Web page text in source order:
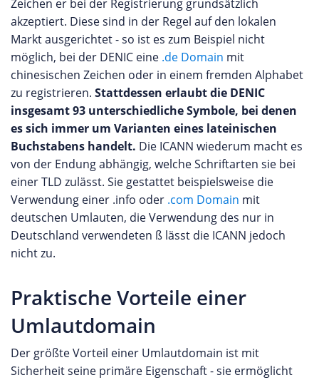
Zeichen er bei der Registrierung grundsätzlich
akzeptiert. Diese sind in der Regel auf den lokalen
Markt ausgerichtet - so ist es zum Beispiel nicht
möglich, bei der DENIC eine .de Domain mit
chinesischen Zeichen oder in einem fremden Alphabet
zu registrieren. Stattdessen erlaubt die DENIC
insgesamt 93 unterschiedliche Symbole, bei denen
es sich immer um Varianten eines lateinischen
Buchstabens handelt. Die ICANN wiederum macht es
von der Endung abhängig, welche Schriftarten sie bei
einer TLD zulässt. Sie gestattet beispielsweise die
Verwendung einer .info oder .com Domain mit
deutschen Umlauten, die Verwendung des nur in
Deutschland verwendeten ß lässt die ICANN jedoch
nicht zu.
Praktische Vorteile einer
Umlautdomain
Der größte Vorteil einer Umlautdomain ist mit
Sicherheit seine primäre Eigenschaft - sie ermöglicht